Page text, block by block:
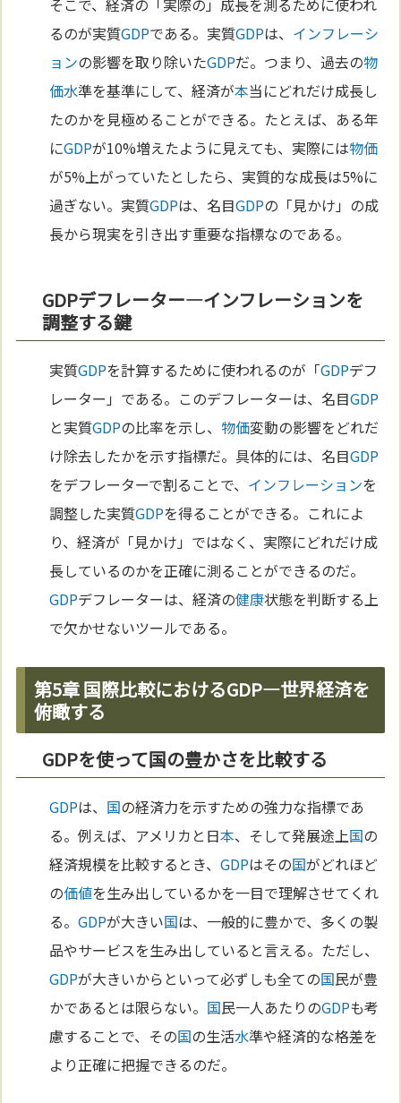
るのが実質GDPである。実質GDPは、 インフレーシ
ョンの影響を取り除いたGDPだ。つまり、過去の物
価水準を基準にして、経済が本当にどれだけ成長し
たのかを見極めることができる。たとえば、ある年
にGDPが10%増えたように見えても、実際には物価
が5%上がっていたとしたら、実質的な成長は5%に
過ぎない。実質GDPは、名目GDPの「見かけ」の成
長から現実を引き出す重要な指標なのである。
GDPデフレーター—インフレーションを
調整する鍵
実質GDPを計算するために使われるのが「GDPデフ
レーター」である。このデフレーターは、名目GDP
と実質GDPの比率を示し、 物価変動の影響をどれだ
け除去したかを示す指標だ。具体的には、名目GDP
をデフレーターで割ることで、 インフレーションを
調整した実質GDPを得ることができる。これによ
り、経済が「見かけ」ではなく、実際にどれだけ成
長しているのかを正確に測ることができるのだ。
GDPデフレーターは、経済の健康状態を判断する上
で欠かせないツールである。
第5章 国際比較におけるGDP—世界経済を
俯瞰する
GDPを使って国の豊かさを比較する
GDPは、 国の経済力を示すための強力な指標であ
る。例えば、アメリカと日本、そして発展途上国の
経済規模を比較するとき、GDPはその国がどれほど
の価値を生み出しているかを一目で理解させてくれ
る。GDPが大きい国は、一般的に豊かで、多くの製
品やサービスを生み出していると言える。ただし、
GDPが大きいからといって必ずしも全ての国民が豊
かであるとは限らない。 国民一人あたりのGDPも考
慮することで、その国の生活水準や経済的な格差を
より正確に把握できるのだ。